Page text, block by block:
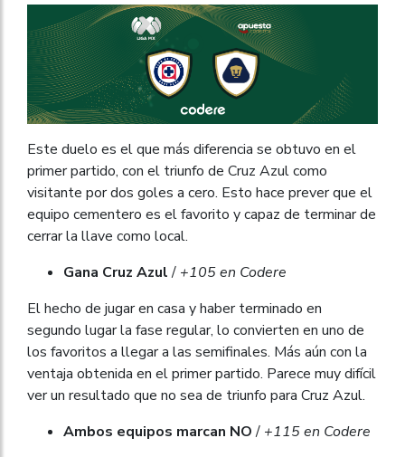
Este duelo es el que más diferencia se obtuvo en el
primer partido, con el triunfo de Cruz Azul como
visitante por dos goles a cero. Esto hace prever que el
equipo cementero es el favorito y capaz de terminar de
cerrar la llave como local.
Gana Cruz Azul/ +105 en Codere
El hecho de jugar en casa y haber terminado en
segundo lugar la fase regular, lo convierten en uno de
los favoritos a llegar a las semifinales. Más aún con la
ventaja obtenida en el primer partido. Parece muy difícil
ver un resultado que no sea de triunfo para Cruz Azul.
Ambos equipos marcan NO/ +115 en Codere